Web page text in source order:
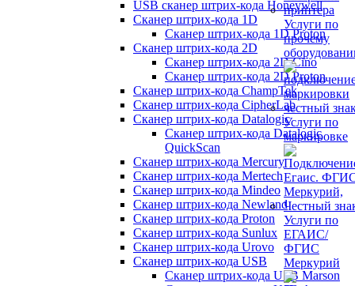
USB сканер штрих-кода Honeywell
Сканер штрих-кода 1D
Сканер штрих-кода 1D Proton
Сканер штрих-кода 2D
Сканер штрих-кода 2D Cino
Сканер штрих-кода 2D Proton
Сканер штрих-кода ChampTek
Сканер штрих-кода CipherLab
Сканер штрих-кода Datalogic
Сканер штрих-кода Datalogic
QuickScan
Сканер штрих-кода Mercury
Сканер штрих-кода Mertech
Сканер штрих-кода Mindeo
Сканер штрих-кода Newland
Сканер штрих-кода Proton
Сканер штрих-кода Sunlux
Сканер штрих-кода Urovo
Сканер штрих-кода USB
Сканер штрих-кода USB Marson
Услуги по
прочему
Услуги по
маркировке
Услуги по
ЕГАИС/
ФГИС
Меркурий